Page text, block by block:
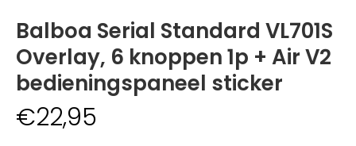
Balboa Serial Standard VL701S
Overlay, 6 knoppen 1p + Air V2
bedieningspaneel sticker
€22,95